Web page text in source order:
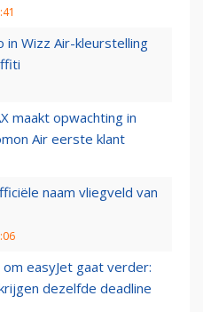
in Wizz Air-kleurstelling
maakt opwachting in
Air eerste klant
naam vliegveld van
easyJet gaat verder:
dezelfde deadline